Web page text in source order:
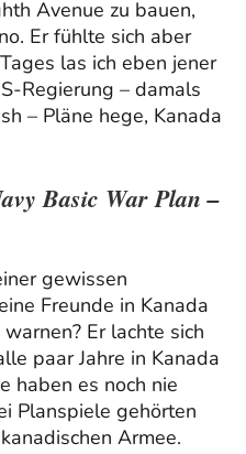
Avenue zu bauen,
Er fühlte sich aber
las ich eben jener
Regierung – damals
– Pläne hege, Kanada
Basic War Plan –
gewissen
Freunde in Kanada
Er lachte sich
paar Jahre in Kanada
haben es noch nie
Planspiele gehörten
Armee.